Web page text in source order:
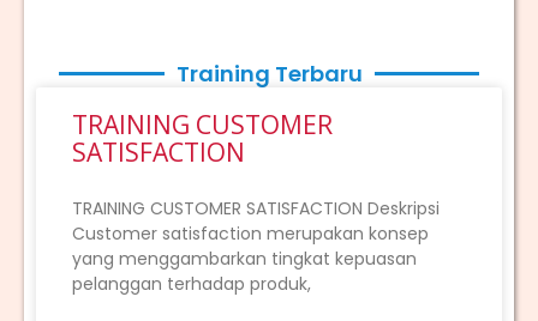
Training Terbaru
TRAINING CUSTOMER
SATISFACTION
TRAINING CUSTOMER SATISFACTION Deskripsi
Customer satisfaction merupakan konsep
yang menggambarkan tingkat kepuasan
pelanggan terhadap produk,